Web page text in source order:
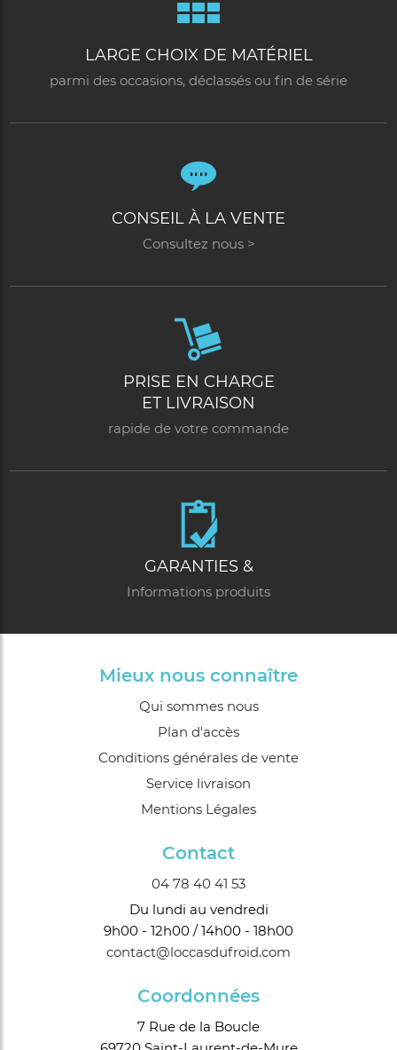
LARGE CHOIX DE MATÉRIEL
parmi des occasions, déclassés ou fin de série
CONSEIL À LA VENTE
Consultez nous >
PRISE EN CHARGE
ET LIVRAISON
rapide de votre commande
GARANTIES &
Informations produits
Mieux nous connaître
Qui sommes nous
Plan d'accès
Conditions générales de vente
Service livraison
Mentions Légales
Contact
04 78 40 41 53
Du lundi au vendredi
9h00 - 12h00 / 14h00 - 18h00
contact@loccasdufroid.com
Coordonnées
7 Rue de la Boucle